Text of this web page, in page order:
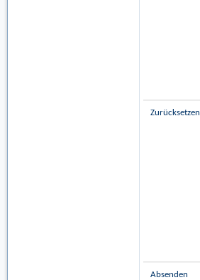
Zurücksetzen
Absenden